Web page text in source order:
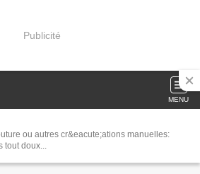
Publicité
MENU
ou autres cr&eacute;ations manuelles:
tout doux...